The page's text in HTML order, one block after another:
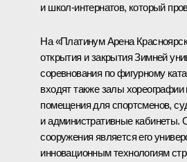
и школ-интернатов, который
На «Платинум Арена
открытия и закрытия Зимней
соревнования по фигурному
входят также залы хореографии
помещения для спортсменов,
и административные кабинеты.
сооружения является его
инновационным технологиям